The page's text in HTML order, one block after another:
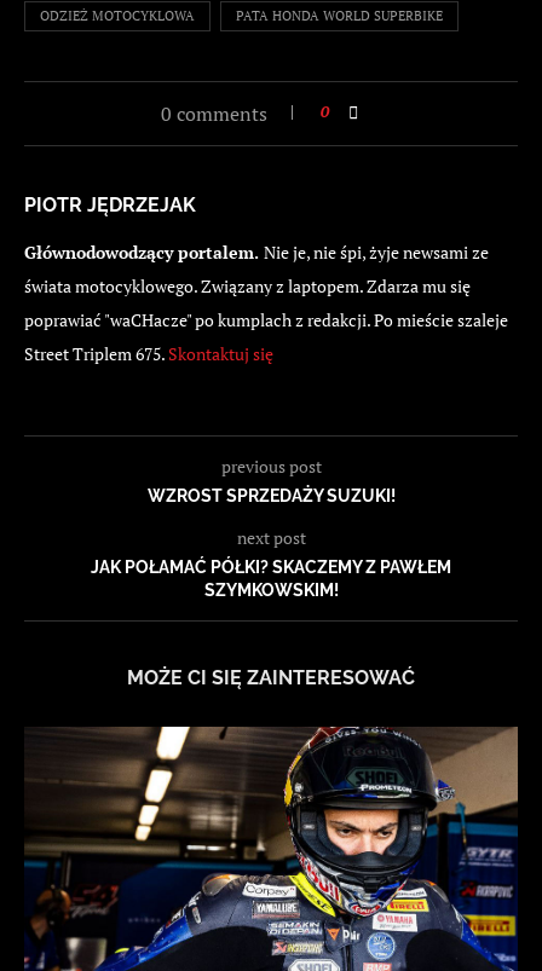
ODZIEŻ MOTOCYKLOWA PATA HONDA WORLD SUPERBIKE
0 comments 0
PIOTR JĘDRZEJAK
Głównodowodzący portalem. Nie je, nie śpi, żyje newsami ze
świata motocyklowego. Związany z laptopem. Zdarza mu się
poprawiać "waCHacze" po kumplach z redakcji. Po mieście szaleje
Street Triplem 675. Skontaktuj się
previous post
WZROST SPRZEDAŻY SUZUKI!
next post
JAK POŁAMAĆ PÓŁKI? SKACZEMY Z PAWŁEM
SZYMKOWSKIM!
MOŻE CI SIĘ ZAINTERESOWAĆ